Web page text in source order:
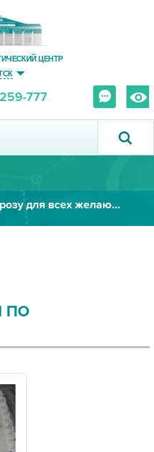
ЦЕНТР
259-777
Открытая лекция по остеопорозу для всех желающих
ПО